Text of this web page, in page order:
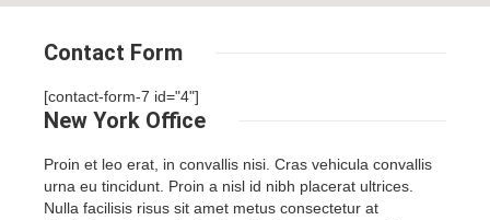
Contact Form
[contact-form-7 id="4"]
New York Office
Proin et leo erat, in convallis nisi. Cras vehicula convallis
urna eu tincidunt. Proin a nisl id nibh placerat ultrices.
Nulla facilisis risus sit amet metus consectetur at